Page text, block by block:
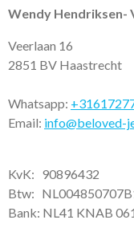
p
r
m
o
Wendy Hendriksen-
Veerlaan 16
2851 BV Haastrecht
Whatsapp:
Email: info@beloved-
KvK: 90896432
Btw:
Bank: NL41 KNAB